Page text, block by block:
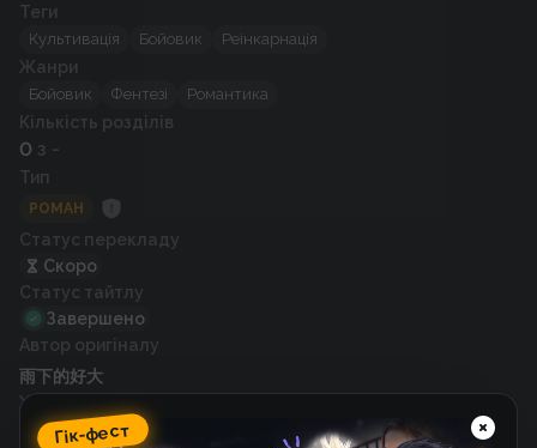
Теги
Культивація Бойовик Реінкарнація
Жанри
Бойовик Фентезі Романтика
Кількість розділів
0 з -
Тип
РОМАН
Статус перекладу
Скоро
Статус тайтлу
Завершено
Автор оригіналу
雨下的好大
Художник
雨下的好大
Гік-фест